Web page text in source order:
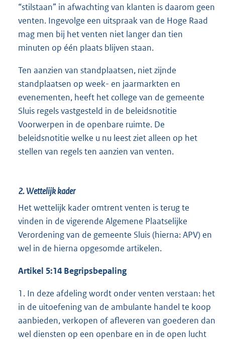
“stilstaan” in afwachting van klanten is daarom geen
venten. Ingevolge een uitspraak van de Hoge Raad
mag men bij het venten niet langer dan tien
minuten op één plaats blijven staan.
Ten aanzien van standplaatsen, niet zijnde
standplaatsen op week- en jaarmarkten en
evenementen, heeft het college van de gemeente
Sluis regels vastgesteld in de beleidsnotitie
Voorwerpen in de openbare ruimte. De
beleidsnotitie welke u nu leest ziet alleen op het
stellen van regels ten aanzien van venten.
2.Wettelijk kader
Het wettelijk kader omtrent venten is terug te
vinden in de vigerende Algemene Plaatselijke
Verordening van de gemeente Sluis (hierna: APV) en
wel in de hierna opgesomde artikelen.
Artikel 5:14 Begripsbepaling
1. In deze afdeling wordt onder venten verstaan: het
in de uitoefening van de ambulante handel te koop
aanbieden, verkopen of afleveren van goederen dan
wel diensten op een openbare en in de open lucht